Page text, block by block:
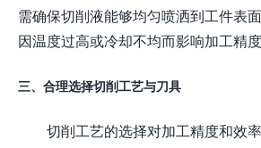
需确保切削液能够均匀喷洒到工件表
因温度过高或冷却不均而影响加工精度
三、合理选择切削工艺与刀具
切削工艺的选择对加工精度和效